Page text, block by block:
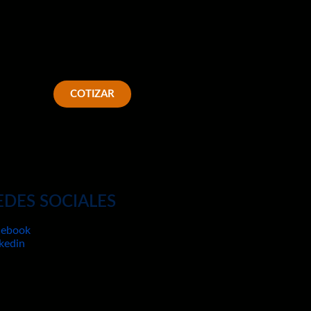
COTIZAR
SOCIALES